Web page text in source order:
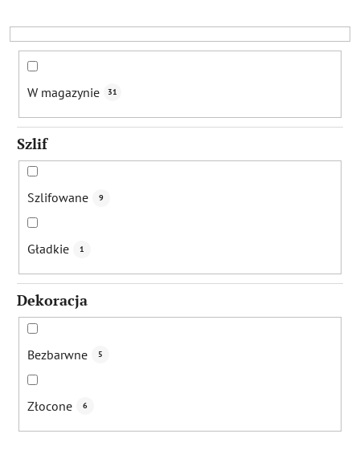
i
e
d
u
W magazynie 31
Szlif
Szlifowane 9
Gładkie 1
Dekoracja
Bezbarwne 5
Złocone 6